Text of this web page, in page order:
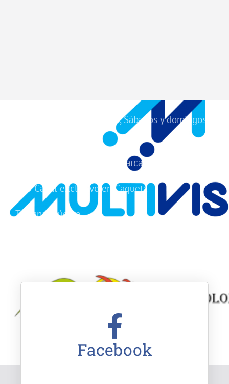
Vive Colombia TV Viernes, Sábados y domingos
Cablebatv Ubate Cundinamarca
TV5 Canal exclusivo en Caqueta
Tu kanal Cúcuta
Facebook